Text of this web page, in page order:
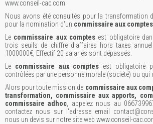
www.conseil-cac.com
Nous avons été consultés pour la transformation
pour la nomination d'un commissaire aux comptes
Le commissaire aux comptes est obligatoire
trois seuils de chiffre d'affaires hors taxes
1000000€, Effectif 20 salariés sont dépassés.
Le commissaire aux comptes est obligatoire
contrôlées par une personne morale (société) ou qui
Alors pour toute mission de commissaire aux
transformation, commissaire aux apports,
commissaire adhoc , appelez nous au
contactez nous sur l'adresse email
nous un devis sur notre site web www.conseil-